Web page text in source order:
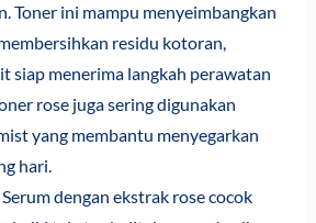
Toner ini mampu menyeimbangkan
residu kotoran,
siap menerima langkah perawatan
rose juga sering digunakan
yang membantu menyegarkan
hari.
Serum dengan ekstrak rose cocok